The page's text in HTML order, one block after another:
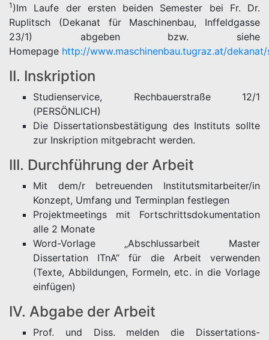
1 )Im Laufe der ersten beiden Semester bei Fr. Dr.
Ruplitsch (Dekanat für Maschinenbau, Inffeldgasse
23/1) abgeben bzw. siehe
Homepage http://www.maschinenbau.tugraz.at/
II. Inskription
Studienservice, Rechbauerstraße 12/1
(PERSÖNLICH)
Die Dissertationsbestätigung des Instituts sollte
zur Inskription mitgebracht werden.
III. Durchführung der Arbeit
Mit dem/r betreuenden Institutsmitarbeiter/in
Konzept, Umfang und Terminplan festlegen
Projektmeetings mit Fortschrittsdokumentation
alle 2 Monate
Word-Vorlage „Abschlussarbeit Master
Dissertation ITnA“ für die Arbeit verwenden
(Texte, Abbildungen, Formeln, etc. in die Vorlage
einfügen)
IV. Abgabe der Arbeit
Prof. und Diss. melden die Dissertations-